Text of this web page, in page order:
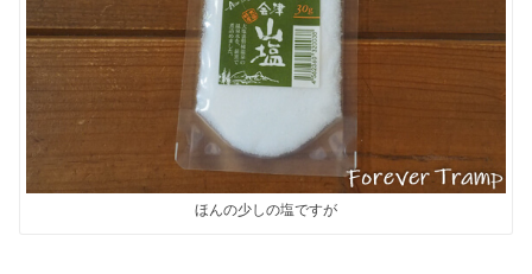
ほんの少しの塩ですが